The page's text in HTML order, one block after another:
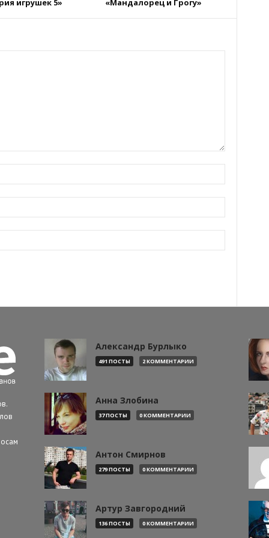
игрушек 5» «Мандалорец и Грогу»
Александр Бурлыко
491 ПОСТЫ 2 КОММЕНТАРИИ
Анна Злобина
37 ПОСТЫ 0 КОММЕНТАРИИ
Антон Смирнов
279 ПОСТЫ 0 КОММЕНТАРИИ
Артур Завгородний
136 ПОСТЫ 0 КОММЕНТАРИИ